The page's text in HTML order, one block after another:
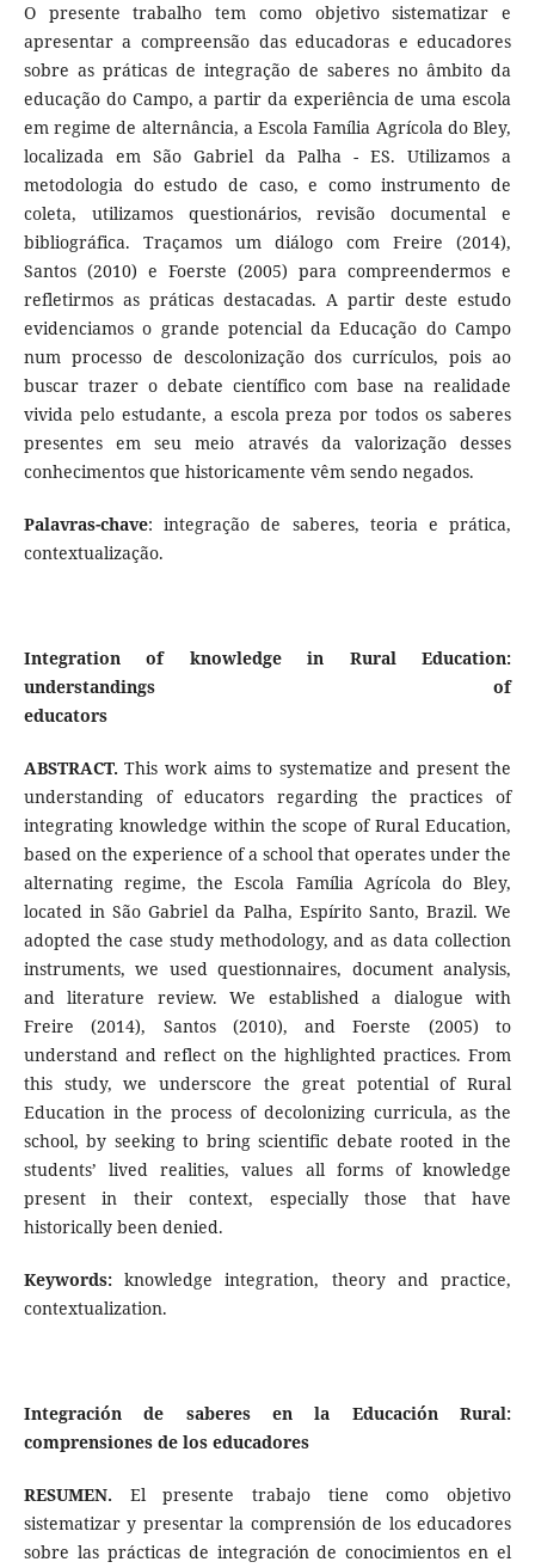
O presente trabalho tem como objetivo sistematizar e
apresentar a compreensão das educadoras e educadores
sobre as práticas de integração de saberes no âmbito da
educação do Campo, a partir da experiência de uma escola
em regime de alternância, a Escola Família Agrícola do Bley,
localizada em São Gabriel da Palha - ES. Utilizamos a
metodologia do estudo de caso, e como instrumento de
coleta, utilizamos questionários, revisão documental e
bibliográfica. Traçamos um diálogo com Freire (2014),
Santos (2010) e Foerste (2005) para compreendermos e
refletirmos as práticas destacadas. A partir deste estudo
evidenciamos o grande potencial da Educação do Campo
num processo de descolonização dos currículos, pois ao
buscar trazer o debate científico com base na realidade
vivida pelo estudante, a escola preza por todos os saberes
presentes em seu meio através da valorização desses
conhecimentos que historicamente vêm sendo negados.
Palavras-chave: integração de saberes, teoria e prática,
contextualização.
Integration of knowledge in Rural Education:
understandings of
educators
ABSTRACT.This work aims to systematize and present the
understanding of educators regarding the practices of
integrating knowledge within the scope of Rural Education,
based on the experience of a school that operates under the
alternating regime, the Escola Família Agrícola do Bley,
located in São Gabriel da Palha, Espírito Santo, Brazil. We
adopted the case study methodology, and as data collection
instruments, we used questionnaires, document analysis,
and literature review. We established a dialogue with
Freire (2014), Santos (2010), and Foerste (2005) to
understand and reflect on the highlighted practices. From
this study, we underscore the great potential of Rural
Education in the process of decolonizing curricula, as the
school, by seeking to bring scientific debate rooted in the
students’ lived realities, values all forms of knowledge
present in their context, especially those that have
historically been denied.
Keywords:knowledge integration, theory and practice,
contextualization.
Integración de saberes en la Educación Rural:
comprensiones de los educadores
RESUMEN. El presente trabajo tiene como objetivo
sistematizar y presentar la comprensión de los educadores
sobre las prácticas de integración de conocimientos en el